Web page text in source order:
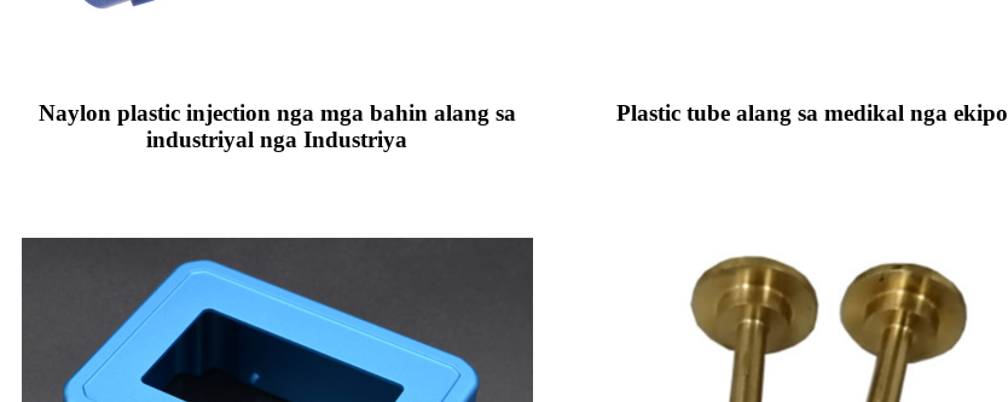
Naylon plastic injection nga mga bahin alang sa
industriyal nga Industriya
Plastic tube alang sa medikal nga ekipo